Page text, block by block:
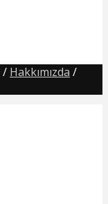
/ Hakkımızda /